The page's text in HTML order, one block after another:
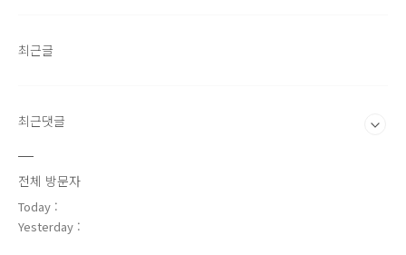
최근글
최근댓글
전체 방문자
Today :
Yesterday :